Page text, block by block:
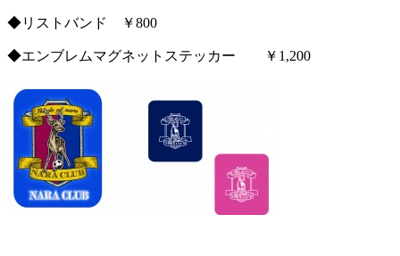
◆リストバンド ￥800
◆エンブレムマグネットステッカー ￥1,200